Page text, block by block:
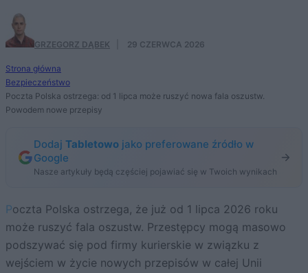
GRZEGORZ DĄBEK 29 CZERWCA 2026
Strona główna
Bezpieczeństwo
Poczta Polska ostrzega: od 1 lipca może ruszyć nowa fala oszustw.
Powodem nowe przepisy
Dodaj Tabletowo jako preferowane źródło w
Google
Nasze artykuły będą częściej pojawiać się w Twoich wynikach
Poczta Polska ostrzega, że już od 1 lipca 2026 roku
może ruszyć fala oszustw. Przestępcy mogą masowo
podszywać się pod firmy kurierskie w związku z
wejściem w życie nowych przepisów w całej Unii